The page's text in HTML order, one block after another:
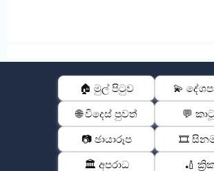
🏠 මුල් පිටුව 💫
🌐 විදෙස් පුවත් 💬
📷 ඡායාරූප 🎞️
🏛️ අපරාධ 🏏